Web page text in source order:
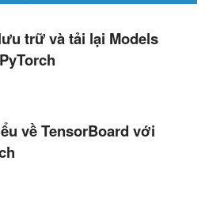
trữ và tải lại Models
về TensorBoard với